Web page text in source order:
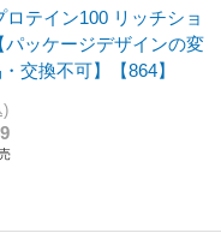
テイン100 リッチショ
パッケージデザインの変
交換不可】【864】
)